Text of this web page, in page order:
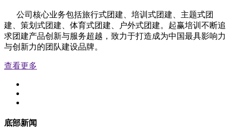
公司核心业务包括旅行式团建、培训式团建、主题式团
建、策划式团建、体育式团建、户外式团建。起赢培训不断追
求团建产品创新与服务超越，致力于打造成为中国最具影响力
与创新力的团队建设品牌。
查看更多
底部新闻